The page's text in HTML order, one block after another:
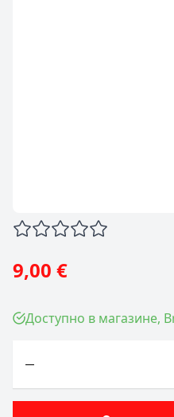
9,00 €
Доступно в магазине,